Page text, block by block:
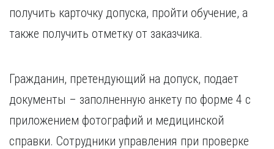
Курск
Л
М
Магнитогорск
Махачкала
Х
Хабаровск
Челябинск
Череповец
Чита
Я
получить карточку допуска, пройти обучение, а
также получить отметку от заказчика.
Гражданин, претендующий на допуск, подает
документы – заполненную анкету по форме 4 с
приложением фотографий и медицинской
справки. Сотрудники управления при проверке